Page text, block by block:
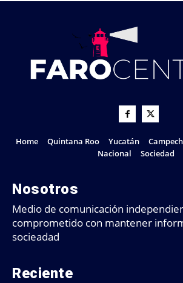
Home Quintana Roo Yucatán
Nacional
Sociedad
Nosotros
Medio de comunicación
comprometido con mantener
socieadad
Reciente